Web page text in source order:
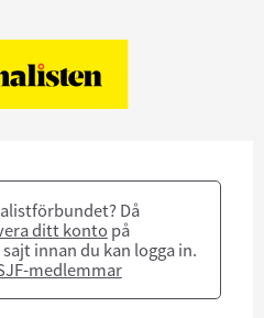
Då
ditt konto på
innan du kan logga in.
medlemmar